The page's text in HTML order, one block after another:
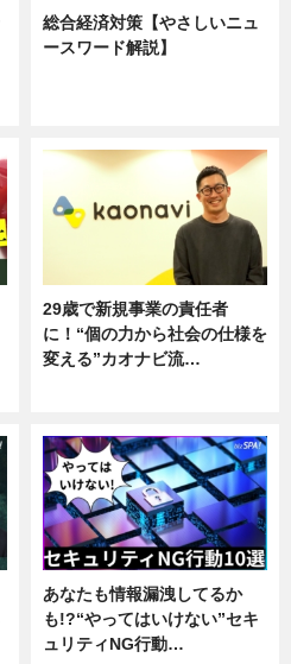
総合経済対策【やさしいニュ
ースワード解説】
29歳で新規事業の責任者
に！“個の力から社会の仕様を
変える”カオナビ流…
あなたも情報漏洩してるか
も!?“やってはいけない”セキ
ュリティNG行動…